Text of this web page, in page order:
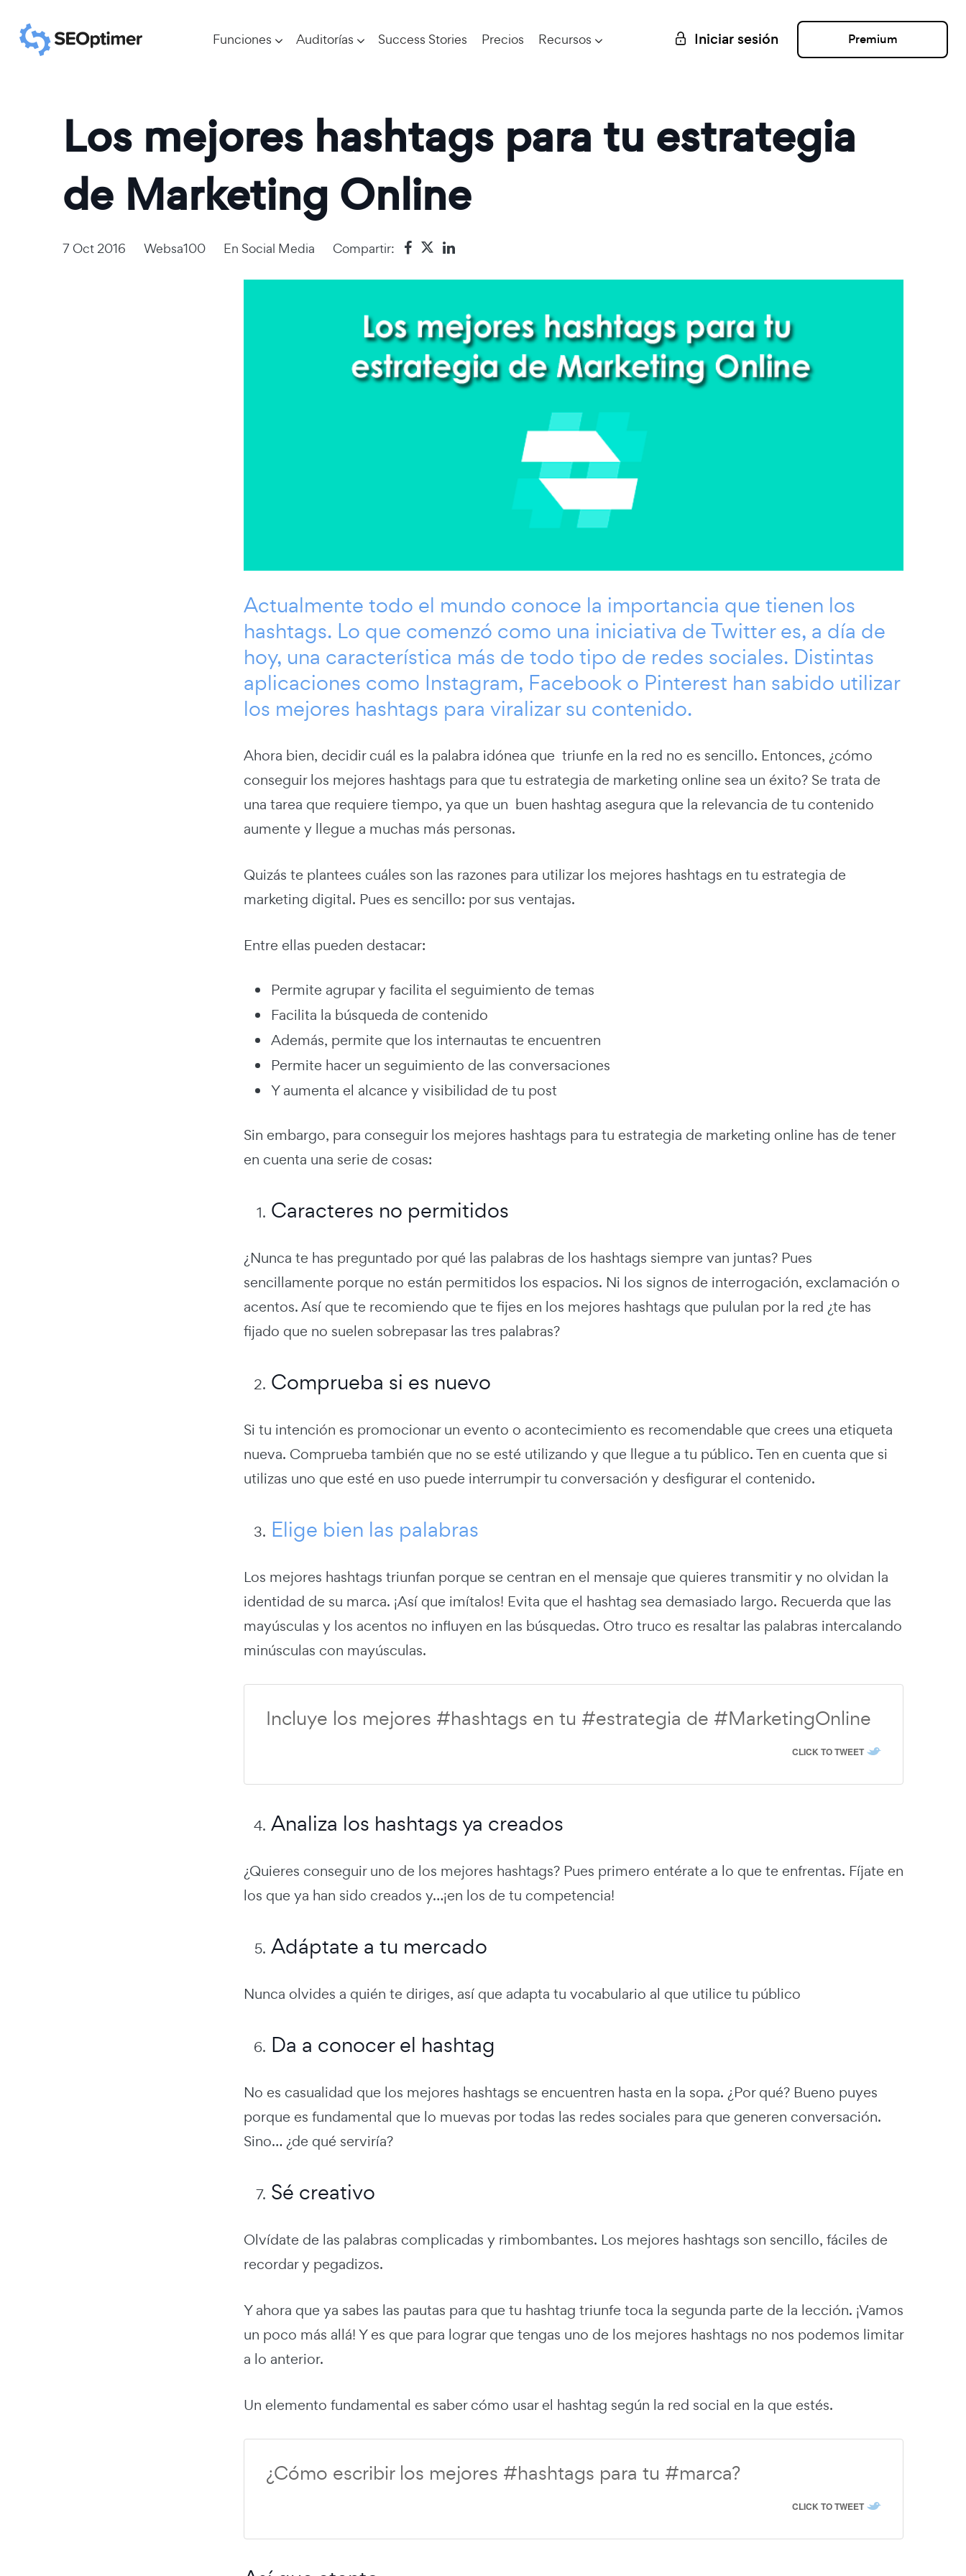
Funciones Auditorías Success Stories Precios Recursos Iniciar sesión Premium
Los mejores hashtags para tu estrategia
de Marketing Online
7 Oct 2016 Websa100 En Social Media Compartir:
Actualmente todo el mundo conoce la importancia que tienen los
hashtags. Lo que comenzó como una iniciativa de Twitter es, a día de
hoy, una característica más de todo tipo de redes sociales. Distintas
aplicaciones como Instagram, Facebook o Pinterest han sabido utilizar
los mejores hashtags para viralizar su contenido.
Ahora bien, decidir cuál es la palabra idónea que triunfe en la red no es sencillo. Entonces, ¿cómo
conseguir los mejores hashtags para que tu estrategia de marketing online sea un éxito? Se trata de
una tarea que requiere tiempo, ya que un buen hashtag asegura que la relevancia de tu contenido
aumente y llegue a muchas más personas.
Quizás te plantees cuáles son las razones para utilizar los mejores hashtags en tu estrategia de
marketing digital. Pues es sencillo: por sus ventajas.
Entre ellas pueden destacar:
Permite agrupar y facilita el seguimiento de temas
Facilita la búsqueda de contenido
Además, permite que los internautas te encuentren
Permite hacer un seguimiento de las conversaciones
Y aumenta el alcance y visibilidad de tu post
Sin embargo, para conseguir los mejores hashtags para tu estrategia de marketing online has de tener
en cuenta una serie de cosas:
Caracteres no permitidos
¿Nunca te has preguntado por qué las palabras de los hashtags siempre van juntas? Pues
sencillamente porque no están permitidos los espacios. Ni los signos de interrogación, exclamación o
acentos. Así que te recomiendo que te fijes en los mejores hashtags que pululan por la red ¿te has
fijado que no suelen sobrepasar las tres palabras?
Comprueba si es nuevo
Si tu intención es promocionar un evento o acontecimiento es recomendable que crees una etiqueta
nueva. Comprueba también que no se esté utilizando y que llegue a tu público. Ten en cuenta que si
utilizas uno que esté en uso puede interrumpir tu conversación y desfigurar el contenido.
Elige bien las palabras
Los mejores hashtags triunfan porque se centran en el mensaje que quieres transmitir y no olvidan la
identidad de su marca. ¡Así que imítalos! Evita que el hashtag sea demasiado largo. Recuerda que las
mayúsculas y los acentos no influyen en las búsquedas. Otro truco es resaltar las palabras intercalando
minúsculas con mayúsculas.
Incluye los mejores #hashtags en tu #estrategia de #MarketingOnline
CLICK TO TWEET
Analiza los hashtags ya creados
¿Quieres conseguir uno de los mejores hashtags? Pues primero entérate a lo que te enfrentas. Fíjate en
los que ya han sido creados y…¡en los de tu competencia!
Adáptate a tu mercado
Nunca olvides a quién te diriges, así que adapta tu vocabulario al que utilice tu público
Da a conocer el hashtag
No es casualidad que los mejores hashtags se encuentren hasta en la sopa. ¿Por qué? Bueno puyes
porque es fundamental que lo muevas por todas las redes sociales para que generen conversación.
Sino… ¿de qué serviría?
Sé creativo
Olvídate de las palabras complicadas y rimbombantes. Los mejores hashtags son sencillo, fáciles de
recordar y pegadizos.
Y ahora que ya sabes las pautas para que tu hashtag triunfe toca la segunda parte de la lección. ¡Vamos
un poco más allá! Y es que para lograr que tengas uno de los mejores hashtags no nos podemos limitar
a lo anterior.
Un elemento fundamental es saber cómo usar el hashtag según la red social en la que estés.
¿Cómo escribir los mejores #hashtags para tu #marca?
CLICK TO TWEET